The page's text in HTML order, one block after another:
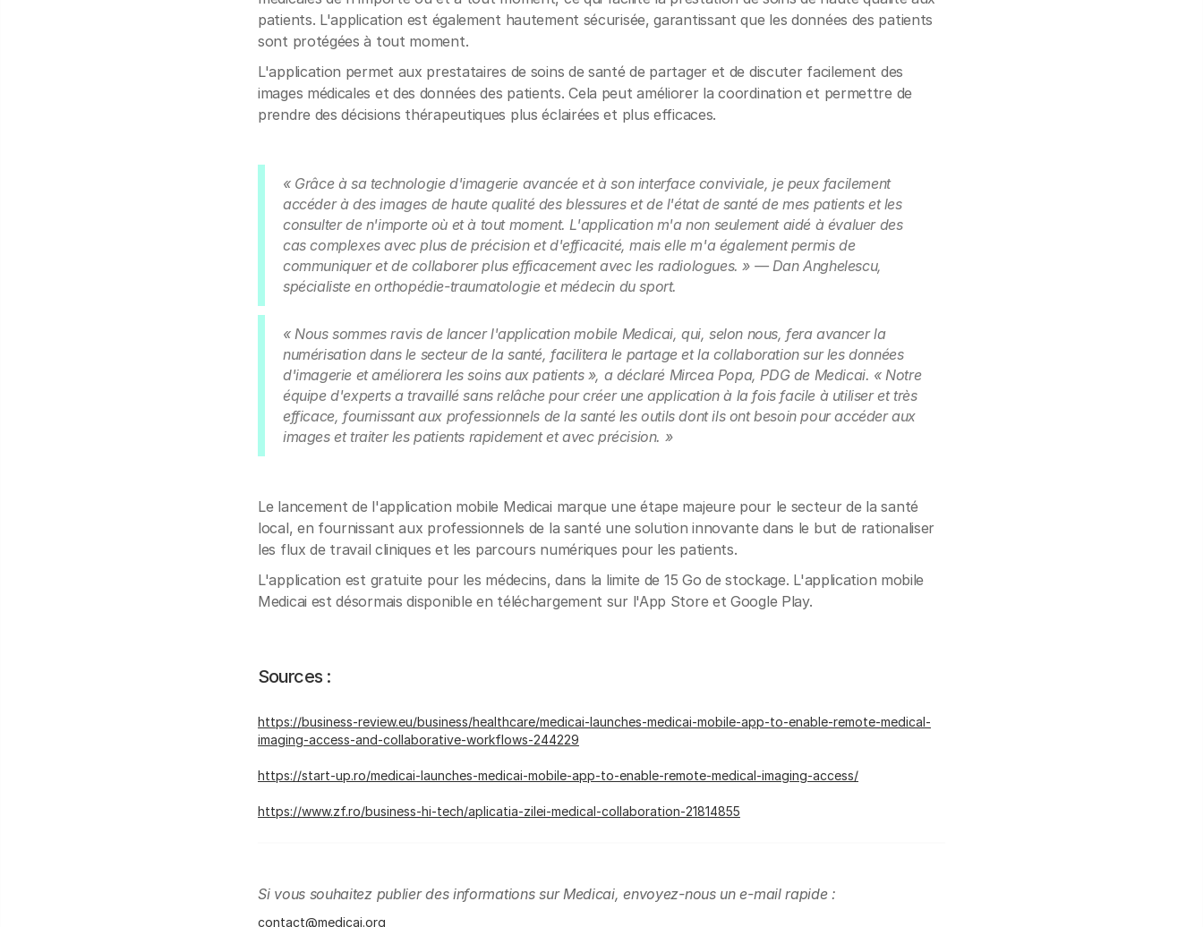
patients. L'application est également hautement sécurisée, garantissant que les données des patients
sont protégées à tout moment.
L'application permet aux prestataires de soins de santé de partager et de discuter facilement des
images médicales et des données des patients. Cela peut améliorer la coordination et permettre de
prendre des décisions thérapeutiques plus éclairées et plus efficaces.
« Grâce à sa technologie d'imagerie avancée et à son interface conviviale, je peux facilement
accéder à des images de haute qualité des blessures et de l'état de santé de mes patients et les
consulter de n'importe où et à tout moment. L'application m'a non seulement aidé à évaluer des
cas complexes avec plus de précision et d'efficacité, mais elle m'a également permis de
communiquer et de collaborer plus efficacement avec les radiologues. » — Dan Anghelescu,
spécialiste en orthopédie-traumatologie et médecin du sport.
« Nous sommes ravis de lancer l'application mobile Medicai, qui, selon nous, fera avancer la
numérisation dans le secteur de la santé, facilitera le partage et la collaboration sur les données
d'imagerie et améliorera les soins aux patients », a déclaré Mircea Popa, PDG de Medicai. « Notre
équipe d'experts a travaillé sans relâche pour créer une application à la fois facile à utiliser et très
efficace, fournissant aux professionnels de la santé les outils dont ils ont besoin pour accéder aux
images et traiter les patients rapidement et avec précision. »
Le lancement de l'application mobile Medicai marque une étape majeure pour le secteur de la santé
local, en fournissant aux professionnels de la santé une solution innovante dans le but de rationaliser
les flux de travail cliniques et les parcours numériques pour les patients.
L'application est gratuite pour les médecins, dans la limite de 15 Go de stockage. L'application mobile
Medicai est désormais disponible en téléchargement sur l'App Store et Google Play.
Sources :
https://business-review.eu/business/healthcare/medicai-launches-medicai-mobile-app-to-enable-remote-medical-
imaging-access-and-collaborative-workflows-244229
https://start-up.ro/medicai-launches-medicai-mobile-app-to-enable-remote-medical-imaging-access/
https://www.zf.ro/business-hi-tech/aplicatia-zilei-medical-collaboration-21814855
Si vous souhaitez publier des informations sur Medicai, envoyez-nous un e-mail rapide :
contact@medicai.org